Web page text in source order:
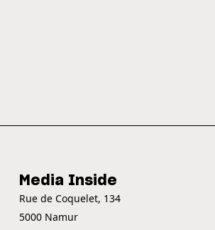
Media Inside
Rue de Coquelet, 134
5000 Namur